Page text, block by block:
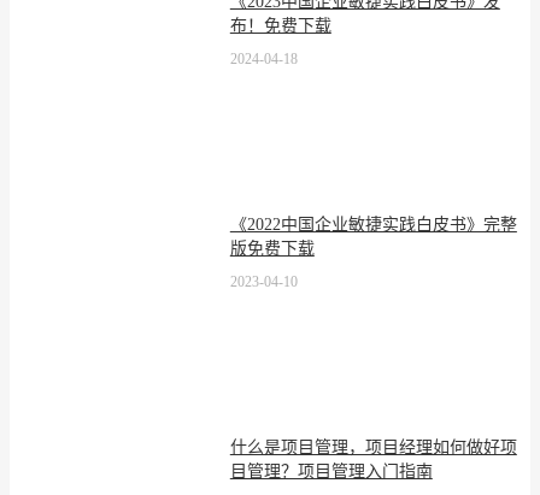
布！免费下载
2024-04-18
《2022中国企业敏捷实践白皮书》完整
版免费下载
2023-04-10
什么是项目管理，项目经理如何做好项
目管理？项目管理入门指南